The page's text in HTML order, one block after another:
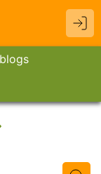
blogs